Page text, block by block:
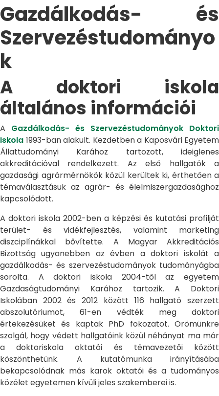
Gazdálkodás- és
Szervezéstudományo
k
A doktori iskola
általános információi
A Gazdálkodás- és Szervezéstudományok Doktori
Iskola 1993-ban alakult. Kezdetben a Kaposvári Egyetem
Állattudományi Karához tartozott, ideiglenes
akkreditációval rendelkezett. Az első hallgatók a
gazdasági agrármérnökök közül kerültek ki, érthetően a
témaválasztásuk az agrár- és élelmiszergazdasághoz
kapcsolódott.
A doktori iskola 2002-ben a képzési és kutatási profilját
terület- és vidékfejlesztés, valamint marketing
diszciplínákkal bővítette. A Magyar Akkreditációs
Bizottság ugyanebben az évben a doktori iskolát a
gazdálkodás- és szervezéstudományok tudományágba
sorolta. A doktori iskola 2004-től az egyetem
Gazdaságtudományi Karához tartozik. A Doktori
Iskolában 2002 és 2012 között 116 hallgató szerzett
abszolutóriumot, 61-en védték meg doktori
értekezésüket és kaptak PhD fokozatot. Örömünkre
szolgál, hogy védett hallgatóink közül néhányat ma már
a doktoriskola oktatói és témavezetői között
köszönthetünk. A kutatómunka irányításába
bekapcsolódnak más karok oktatói és a tudományos
közélet egyetemen kívüli jeles szakemberei is.